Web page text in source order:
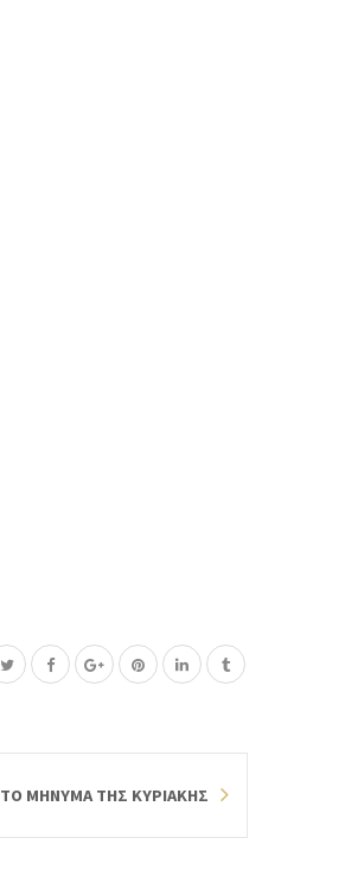
ΤΟ ΜΗΝΥΜΑ ΤΗΣ ΚΥΡΙΑΚΗΣ